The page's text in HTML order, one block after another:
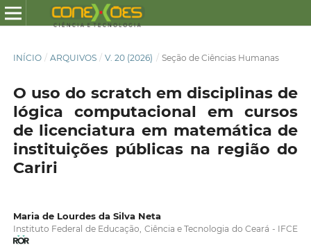
INÍCIO / ARQUIVOS / V. 20 (2026) / Seção de Ciências Humanas
O uso do scratch em disciplinas de
lógica computacional em cursos
de licenciatura em matemática de
instituições públicas na região do
Cariri
Maria de Lourdes da Silva Neta
Instituto Federal de Educação, Ciência e Tecnologia do Ceará - IFCE